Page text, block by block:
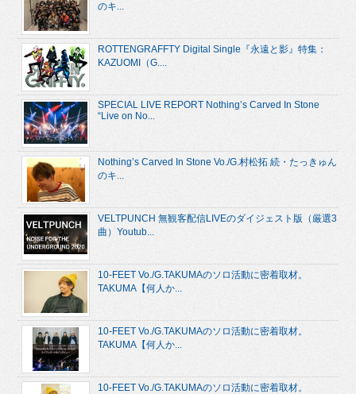
のキ...
ROTTENGRAFFTY Digital Single『永遠と影』特集：
KAZUOMI（G....
SPECIAL LIVE REPORT Nothing’s Carved In Stone
“Live on No...
Nothing’s Carved In Stone Vo./G.村松拓 続・たっきゅん
のキ...
VELTPUNCH 無観客配信LIVEのダイジェスト版（厳選3
曲）Youtub...
10-FEET Vo./G.TAKUMAのソロ活動に密着取材。
TAKUMA【何人か...
10-FEET Vo./G.TAKUMAのソロ活動に密着取材。
TAKUMA【何人か...
10-FEET Vo./G.TAKUMAのソロ活動に密着取材。